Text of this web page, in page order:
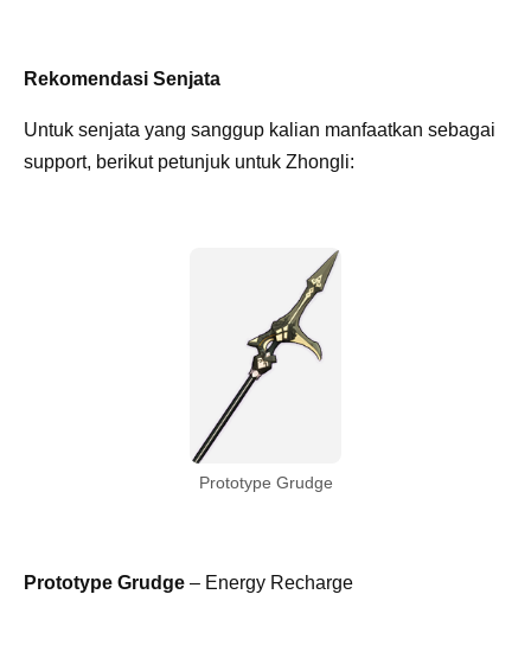
Rekomendasi Senjata
Untuk senjata yang sanggup kalian manfaatkan sebagai
support, berikut petunjuk untuk Zhongli:
Prototype Grudge
Prototype Grudge – Energy Recharge